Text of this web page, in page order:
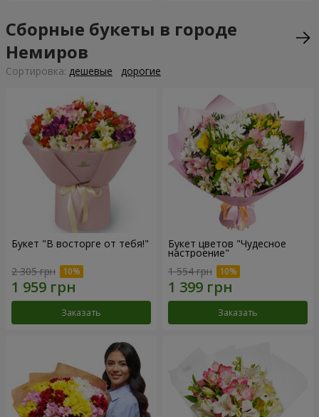
Сборные букеты в городе
Немиров
Cортировка: дешевые дорогие
Букет "В восторге от тебя!"
2 305 грн
Заказать
Букет цветов "Чудесное
настроение"
1 554 грн
Заказать